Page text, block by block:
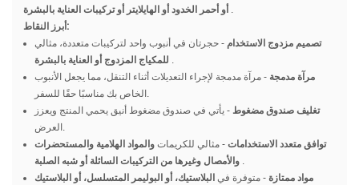
أو أحمر الخدود أو الهايلايتر أو تركيبات العناية بالبشرة .
أبرز النقاط:
تصميم مزدوج الاستخدام - حجرتان في أنبوب واحد لتركيبات متعددة، مثالي
للمكياج المزدوج أو العناية بالبشرة .
مرآة مدمجة - مرآة مدمجة لإجراء التعديلات أثناء التنقل، مما يجعل الأنبوب
الخاص بك مناسبًا حقًا للسفر.
تغليف صندوق مضغوط- يأتي في صندوق مضغوط أنيق يحمي المنتج ويعزز
العرض.
توافق متعدد الاستخدامات- مثالي للكريمات والمواد الهلامية والمستحضرات
والأمصال وغيرها من التركيبات السائلة أو شبه الصلبة .
مواد ممتازة- متوفرة في البلاستيك، أو البوليمر المتسلسل، أو البلاستيك